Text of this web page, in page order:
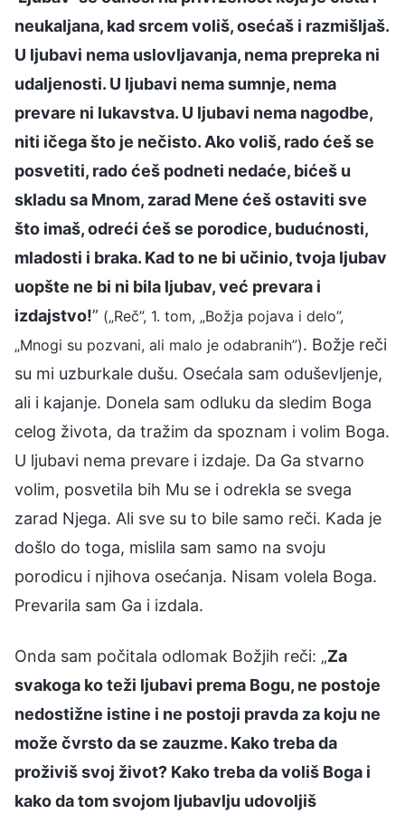
neukaljana, kad srcem voliš, osećaš i razmišljaš.
U ljubavi nema uslovljavanja, nema prepreka ni
udaljenosti. U ljubavi nema sumnje, nema
prevare ni lukavstva. U ljubavi nema nagodbe,
niti ičega što je nečisto. Ako voliš, rado ćeš se
posvetiti, rado ćeš podneti nedaće, bićeš u
skladu sa Mnom, zarad Mene ćeš ostaviti sve
što imaš, odreći ćeš se porodice, budućnosti,
mladosti i braka. Kad to ne bi učinio, tvoja ljubav
uopšte ne bi ni bila ljubav, već prevara i
izdajstvo!” („Reč”, 1. tom, „Božja pojava i delo”,
„Mnogi su pozvani, ali malo je odabranih”). Božje reči
su mi uzburkale dušu. Osećala sam oduševljenje,
ali i kajanje. Donela sam odluku da sledim Boga
celog života, da tražim da spoznam i volim Boga.
U ljubavi nema prevare i izdaje. Da Ga stvarno
volim, posvetila bih Mu se i odrekla se svega
zarad Njega. Ali sve su to bile samo reči. Kada je
došlo do toga, mislila sam samo na svoju
porodicu i njihova osećanja. Nisam volela Boga.
Prevarila sam Ga i izdala.
Onda sam počitala odlomak Božjih reči: „Za
svakoga ko teži ljubavi prema Bogu, ne postoje
nedostižne istine i ne postoji pravda za koju ne
može čvrsto da se zauzme. Kako treba da
proživiš svoj život? Kako treba da voliš Boga i
kako da tom svojom ljubavlju udovoljiš